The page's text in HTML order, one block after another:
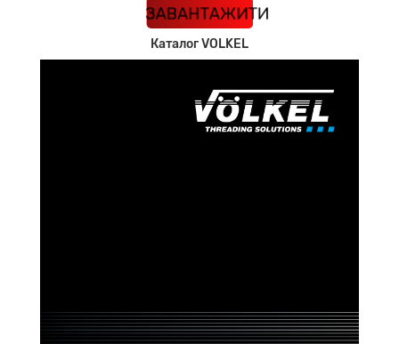
ЗАВАНТАЖИТИ
КАТАЛОГ
Каталог VOLKEL